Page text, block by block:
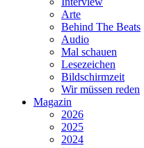
Arte
Behind The Beats
Audio
Mal schauen
Lesezeichen
Bildschirmzeit
Wir müssen reden
Magazin
2026
2025
2024